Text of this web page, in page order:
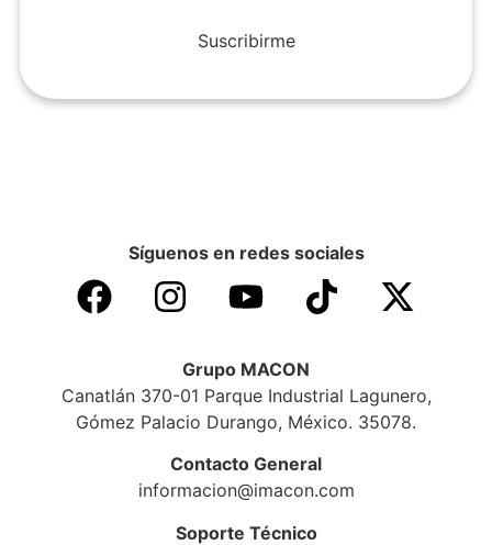
Suscribirme
Síguenos en redes sociales
Grupo MACON
Canatlán 370-01 Parque Industrial Lagunero,
Gómez Palacio Durango, México. 35078.
Contacto General
informacion@imacon.com
Soporte Técnico